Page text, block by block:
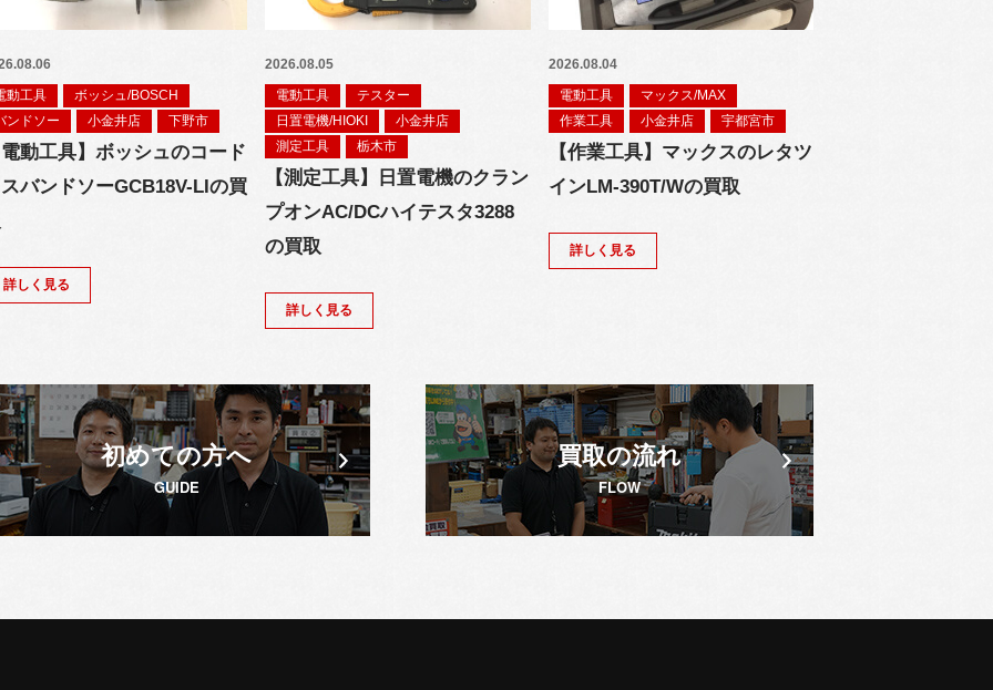
動工具
ボッシュ/BOSCH
ンドソー
小金井店 下野市
動工具】ボッシュのコード
バンドソーGCB18V-LIの買
詳しく見る
2026.08.05
電動工具
テスター
日置電機/HIOKI
小金井店
測定工具
栃木市
【測定工具】日置電機のクラン
プオンAC/DCハイテスタ3288
の買取
詳しく見る
2026.08.04
電動工具
マックス/MAX
作業工具
小金井店 宇都宮市
【作業工具】マックスのレタツ
インLM-390T/Wの買取
詳しく見る
初めての方へ
GUIDE
買取の流れ
FLOW